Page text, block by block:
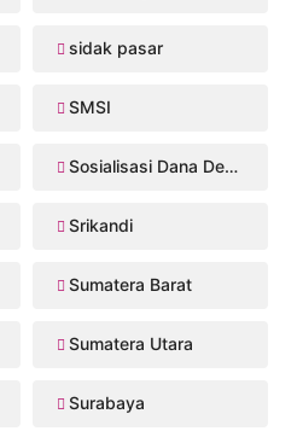
sidak pasar
SMSI
Sosialisasi Dana Desa 2026
Srikandi
Sumatera Barat
Sumatera Utara
Surabaya